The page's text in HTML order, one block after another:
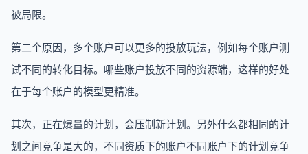
被局限。
第二个原因，多个账户可以更多的投放玩法，例如每个账户测
试不同的转化目标。哪些账户投放不同的资源端，这样的好处
在于每个账户的模型更精准。
其次，正在爆量的计划，会压制新计划。另外什么都相同的计
划之间竞争是大的，不同资质下的账户不同账户下的计划竞争